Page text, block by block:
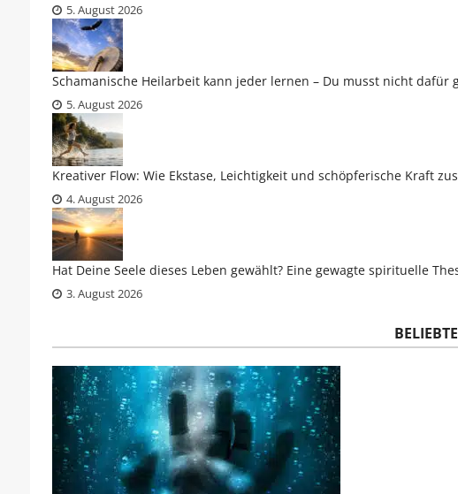
5. August 2026
Schamanische Heilarbeit kann jeder lernen – Du musst nicht dafür
5. August 2026
Kreativer Flow: Wie Ekstase, Leichtigkeit und schöpferische Kraft
4. August 2026
Hat Deine Seele dieses Leben gewählt? Eine gewagte spirituelle
3. August 2026